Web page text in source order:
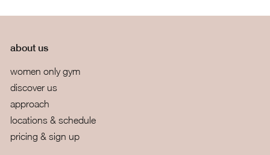
about us
women only gym
discover us
approach
locations & schedule
pricing & sign up